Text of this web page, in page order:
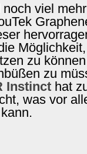
noch viel
Möglichkeit,
zu
zu
Instinct hat
was vor